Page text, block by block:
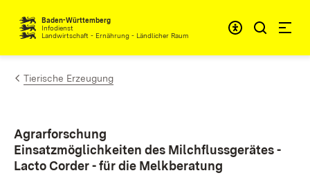
Zum Inhalt springen
Baden-Württemberg
Infodienst
Landwirtschaft - Ernährung - Ländlicher Raum
Tierische Erzeugung
Agrarforschung
Einsatzmöglichkeiten des Milchflussgerätes -
Lacto Corder - für die Melkberatung